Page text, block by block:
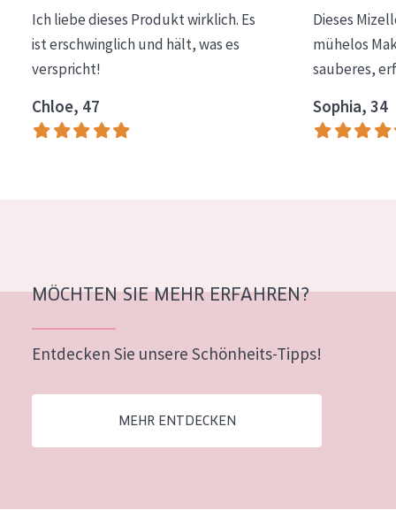
PRODUKTLINIE
Essentials
Lift+
Expert
Mischhaut und fettige Haut
Reife Haut
Der Sonne ausgesetzte Haut
Jedes alter
Reife Haut
Ich liebe dieses Produkt wirklich. Es
ist erschwinglich und hält, was es
verspricht!
Chloe, 47
Dieses
mühelos
sauberes,
Sophia, 34
MÖCHTEN SIE MEHR ERFAHREN?
Entdecken Sie unsere Schönheits-Tipps!
MEHR ENTDECKEN